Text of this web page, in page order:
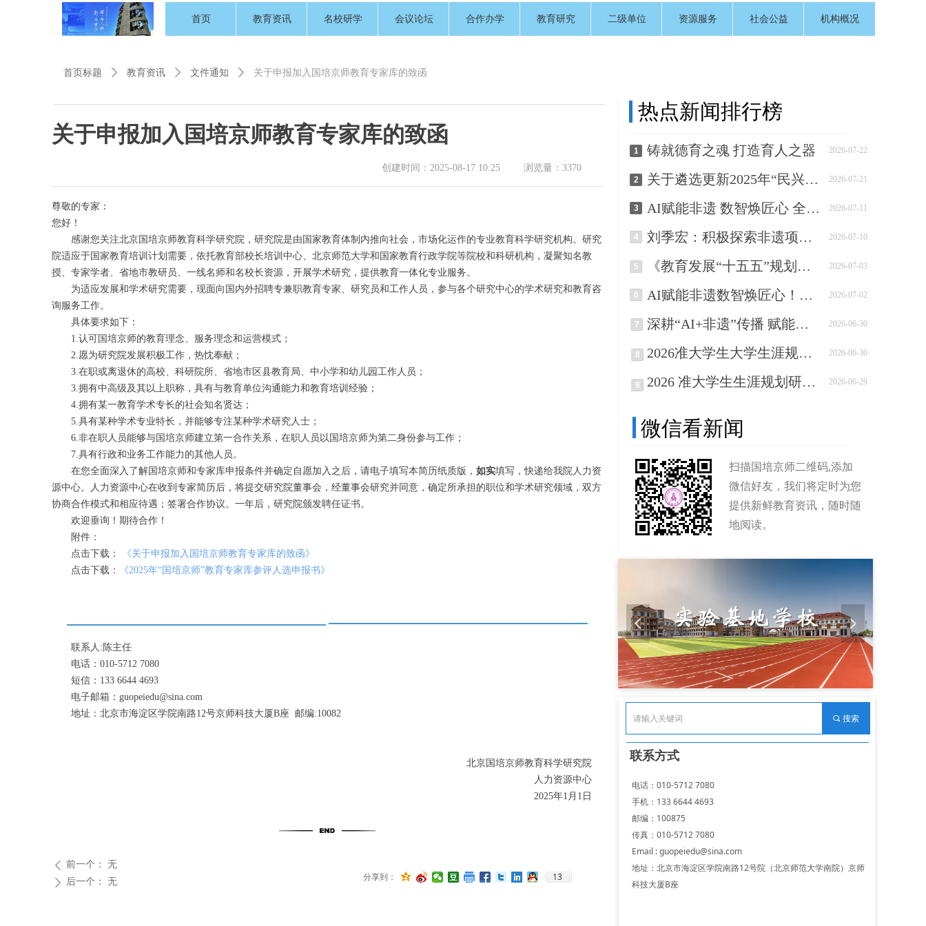
首页 教育资讯 名校研学 会议论坛 合作办学 教育研究 二级单位 资源服务 社会公益 机构概况
关于申报加入国培京师教育专家库的致函
尊敬的专家：
您好！
感谢您关注北京国培京师教育科学研究院，研究院是由国家教育体制内推向社会，市场化运作的专业教育科学研究机构。研究
院适应于国家教育培训计划需要，依托教育部校长培训中心、北京师范大学和国家教育行政学院等院校和科研机构，凝聚知名教
授、专家学者、省地市教研员、一线名师和名校长资源，开展学术研究，提供教育一体化专业服务。
为适应发展和学术研究需要，现面向国内外招聘专兼职教育专家、研究员和工作人员，参与各个研究中心的学术研究和教育咨
询服务工作。
具体要求如下：
1.认可国培京师的教育理念、服务理念和运营模式 ；
2.愿为研究院发展积极工作 ， 热忱奉献 ；
3.在职或离退休的高校、科研院所、省地市区县教育局、中小学和幼儿园工作人员 ；
3.拥有中高级及其以上职称 ， 具有与教育单位沟通能力和教育培训经验 ；
4.拥有某一教育学术专长的社会知名贤达 ；
5.具有某种学术专业特长，并能够专注某种学术研究人士 ；
6.非在职人员能够与国培京师建立第一合作关系，在职人员以国培京师为第二身份参与工作；
7.具有行政和业务工作能力的其他人员。
在您全面深入了解国培京师和专家库申报条件并确定自愿加入之后，请电子填写本简历纸质版， 如实填写，快递给我院人力资
源中心。人力资源中心在收到专家简历后，将提交研究院董事会，经董事会研究并同意，确定所承担的职位和学术研究领域，双方
协商合作模式和相应待遇；签署合作协议。一年后，研究院颁发聘任证书。
欢迎垂询！期待合作！
附件：
点击下载：
《关于申报加入国培京师教育专家库的致函》
点击下载：
《2025年“国培京师”教育专家库参评人选申报书》
联系人:陈主任
电话：010-5712 7080
短信：133 6644 4693
电子邮箱：guopeiedu@sina.com
地址：北京市海淀区学院南路12号京师科技大厦B座 邮编:10082
北京国培京师教育科学研究院
人力资源中心
2025年1月1日
创建时间： 2025-08-17 10:25 浏览量： 3370
电话：010-5712 7080
手机：133 6644 4693
邮编：100875
传真：010-5712 7080
Email :guopeiedu@sina.com
地址：北京市海淀区学院南路12号院（北京师范大学南院）京师
科技大厦B座
联系方式
끠 搜索
넳 넲
2026-07-22
铸就德育之魂 打造育人之器
2026-07-21
关于遴选更新2025年“民兴行业专家库“人员的通知
2026-07-11
AI赋能非遗 数智焕匠心 全国首个AI非遗垂类OPC社区落户南京铁心桥
2026-07-10
刘季宏：积极探索非遗项目的活化路径
2026-07-03
《教育发展“十五五”规划》解读：“十五五”非遗教育发展路径
2026-07-02
AI赋能非遗数智焕匠心！雨花AI非遗OPC社区即将在铁心桥盛大启幕
2026-06-30
深耕“AI+非遗”传播 赋能文化传承｜非遗传播师技能培训项目阶段性工作扎实推进
2026-06-30
2026准大学生大学生涯规划·北京研学营招募函
2026-06-29
2026 准大学生生涯规划研学营招生代理火热招募中
热点新闻排行榜
微信看新闻
扫描国培京师二维码,添加
微信好友，我们将定时为您
提供新鲜教育资讯，随时随
地阅读。
7
8
9
首页标题 ꄲ 教育资讯 ꄲ 文件通知 ꄲ 关于申报加入国培京师教育专家库的致函
ꄴ 前一个： 无
ꄲ 后一个： 无 分享到： 13